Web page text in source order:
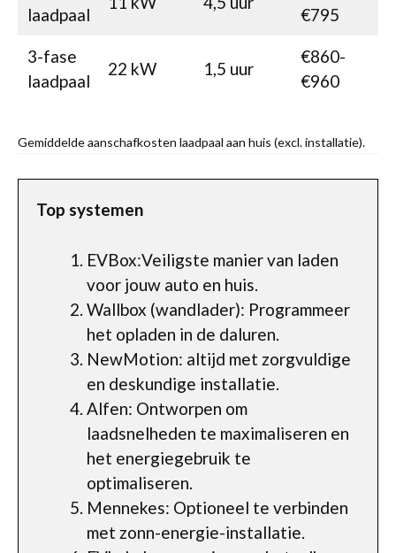
laadpaal €795
3-fase
laadpaal
22 kW 1,5 uur
€860-
€960
Gemiddelde aanschafkosten laadpaal aan huis (excl. installatie).
Top systemen
EVBox:Veiligste manier van laden
voor jouw auto en huis.
Wallbox (wandlader): Programmeer
het opladen in de daluren.
NewMotion: altijd met zorgvuldige
en deskundige installatie.
Alfen: Ontworpen om
laadsnelheden te maximaliseren en
het energiegebruik te
optimaliseren.
Mennekes: Optioneel te verbinden
met zonn-energie-installatie.